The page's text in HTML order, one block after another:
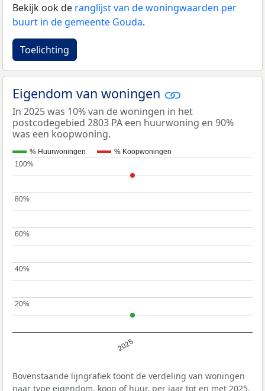
Bekijk ook de ranglijst van de woningwaarden per
buurt in de gemeente Gouda.
Toelichting
Eigendom van woningen
In 2025 was 10% van de woningen in het
postcodegebied 2803 PA een huurwoning en 90%
was een koopwoning.
% Huurwoningen % Koopwoningen
2025
20%
20%
40%
40%
60%
60%
80%
80%
100%
100%
Bovenstaande lijngrafiek toont de verdeling van woningen
naar type eigendom, koop of huur, per jaar tot en met 2025.